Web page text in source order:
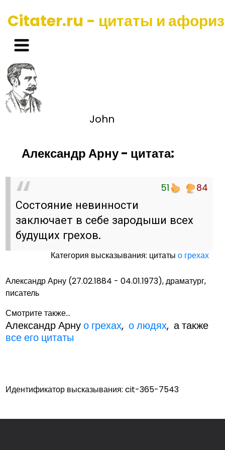
Citater.ru - цитаты и
John
Александр Арну - цитата:
51 84
Состояние невинности
заключает в себе зародыши всех
будущих грехов.
Категория высказывания: цитатыо грехах
Александр Арну (27.02.1884 - 04.01.1973), драматург,
писатель
Смотрите также...
Александр Арнуо грехах,о людях, а также
все его цитаты
Идентификатор высказывания: cit-365-7543